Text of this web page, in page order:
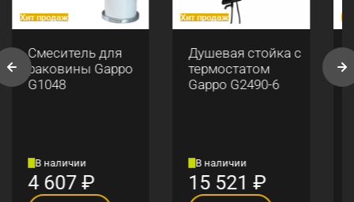
Хит продаж
Смеситель для
раковины Gappo
G1048
В наличии
4 607₽
Хит продаж
Душевая стойка с
термостатом
Gappo G2490-6
В наличии
15 521₽